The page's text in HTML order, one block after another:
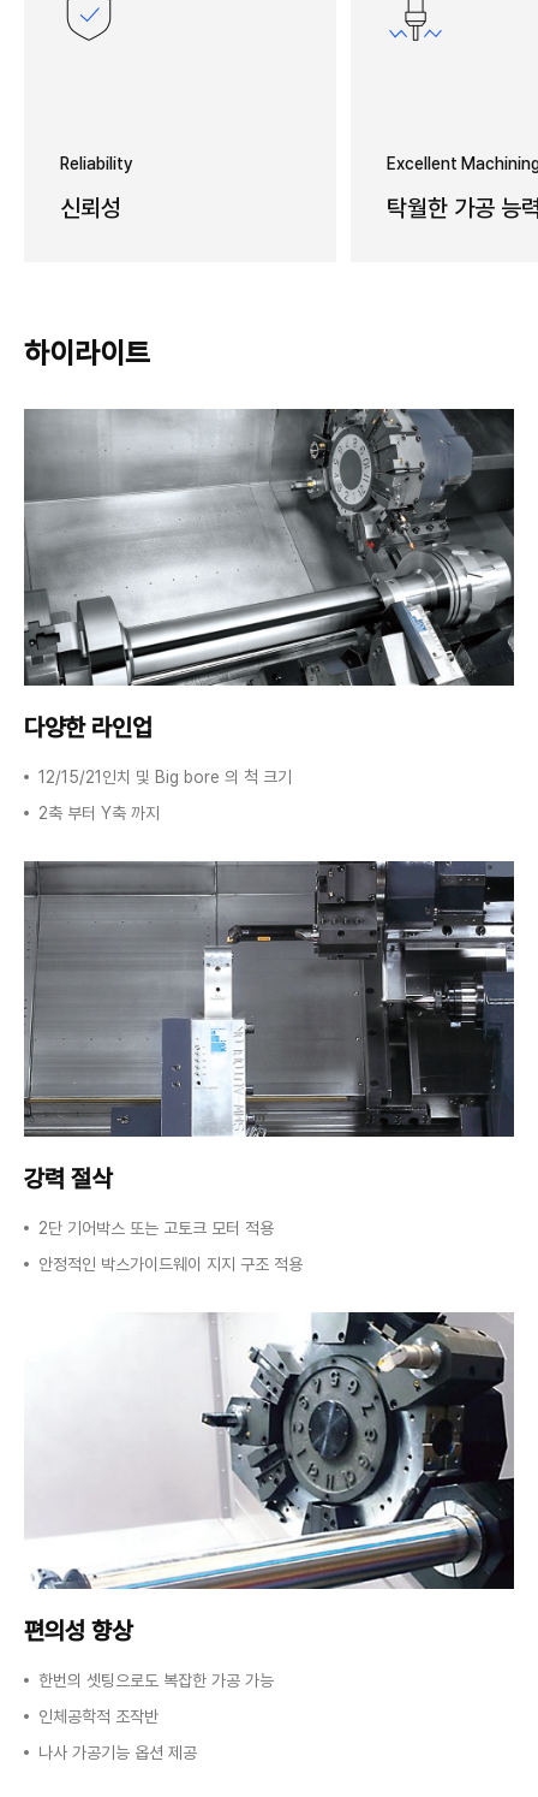
Reliability
신뢰성
Excellent
탁월한 가공 능
하이라이트
다양한 라인업
12/15/21인치 및 Big bore 의 척 크기
2축 부터 Y축 까지
강력 절삭
2단 기어박스 또는 고토크 모터 적용
안정적인 박스가이드웨이 지지 구조 적용
편의성 향상
한번의 셋팅으로도 복잡한 가공 가능
인체공학적 조작반
나사 가공기능 옵션 제공